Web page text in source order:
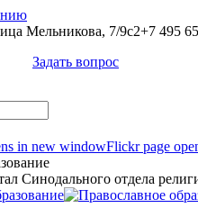
Мельникова, 7/9с2+7 495
Задать вопрос
in new windowFlickr page
Синодального отдела